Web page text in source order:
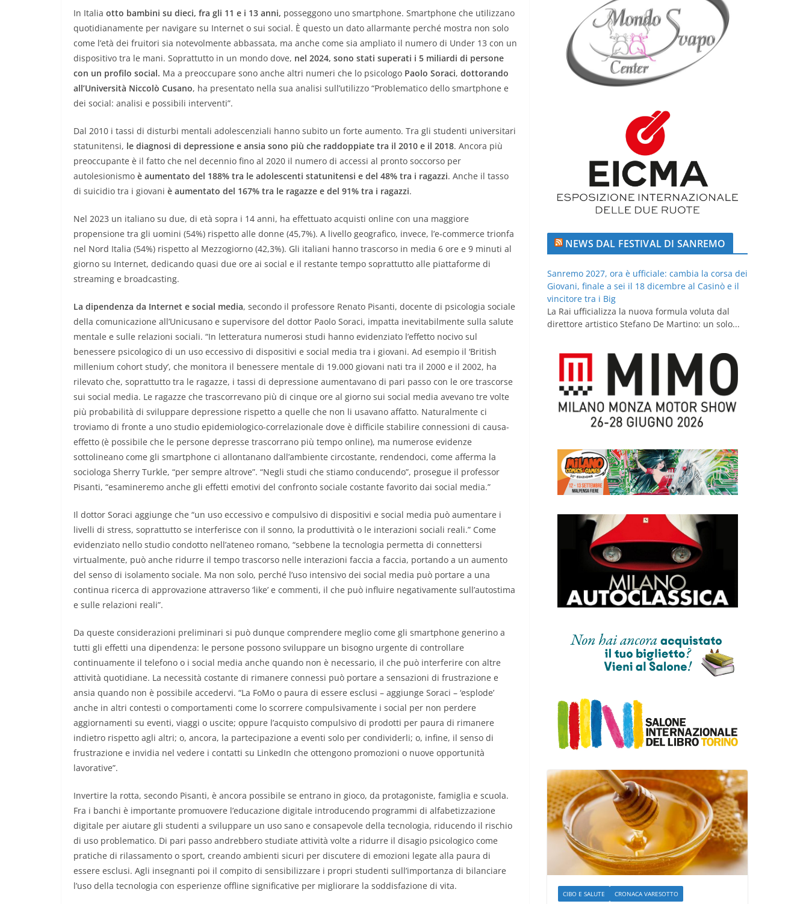
In Italia otto bambini su dieci, fra gli 11 e i 13 anni, posseggono uno smartphone. Smartphone che utilizzano
quotidianamente per navigare su Internet o sui social. È questo un dato allarmante perché mostra non solo
come l’età dei fruitori sia notevolmente abbassata, ma anche come sia ampliato il numero di Under 13 con un
dispositivo tra le mani. Soprattutto in un mondo dove, nel 2024, sono stati superati i 5 miliardi di persone
con un profilo social. Ma a preoccupare sono anche altri numeri che lo psicologo Paolo Soraci, dottorando
all’Università Niccolò Cusano, ha presentato nella sua analisi sull’utilizzo “Problematico dello smartphone e
dei social: analisi e possibili interventi”.
Dal 2010 i tassi di disturbi mentali adolescenziali hanno subito un forte aumento. Tra gli studenti universitari
statunitensi, le diagnosi di depressione e ansia sono più che raddoppiate tra il 2010 e il 2018. Ancora più
preoccupante è il fatto che nel decennio fino al 2020 il numero di accessi al pronto soccorso per
autolesionismo è aumentato del 188% tra le adolescenti statunitensi e del 48% tra i ragazzi. Anche il tasso
di suicidio tra i giovani è aumentato del 167% tra le ragazze e del 91% tra i ragazzi.
Nel 2023 un italiano su due, di età sopra i 14 anni, ha effettuato acquisti online con una maggiore
propensione tra gli uomini (54%) rispetto alle donne (45,7%). A livello geografico, invece, l’e-commerce trionfa
nel Nord Italia (54%) rispetto al Mezzogiorno (42,3%). Gli italiani hanno trascorso in media 6 ore e 9 minuti al
giorno su Internet, dedicando quasi due ore ai social e il restante tempo soprattutto alle piattaforme di
streaming e broadcasting.
La dipendenza da Internet e social media, secondo il professore Renato Pisanti, docente di psicologia sociale
della comunicazione all’Unicusano e supervisore del dottor Paolo Soraci, impatta inevitabilmente sulla salute
mentale e sulle relazioni sociali. “In letteratura numerosi studi hanno evidenziato l’effetto nocivo sul
benessere psicologico di un uso eccessivo di dispositivi e social media tra i giovani. Ad esempio il ‘British
millenium cohort study’, che monitora il benessere mentale di 19.000 giovani nati tra il 2000 e il 2002, ha
rilevato che, soprattutto tra le ragazze, i tassi di depressione aumentavano di pari passo con le ore trascorse
sui social media. Le ragazze che trascorrevano più di cinque ore al giorno sui social media avevano tre volte
più probabilità di sviluppare depressione rispetto a quelle che non li usavano affatto. Naturalmente ci
troviamo di fronte a uno studio epidemiologico-correlazionale dove è difficile stabilire connessioni di causa-
effetto (è possibile che le persone depresse trascorrano più tempo online), ma numerose evidenze
sottolineano come gli smartphone ci allontanano dall’ambiente circostante, rendendoci, come afferma la
sociologa Sherry Turkle, “per sempre altrove”. “Negli studi che stiamo conducendo”, prosegue il professor
Pisanti, “esamineremo anche gli effetti emotivi del confronto sociale costante favorito dai social media.”
Il dottor Soraci aggiunge che “un uso eccessivo e compulsivo di dispositivi e social media può aumentare i
livelli di stress, soprattutto se interferisce con il sonno, la produttività o le interazioni sociali reali.” Come
evidenziato nello studio condotto nell’ateneo romano, “sebbene la tecnologia permetta di connettersi
virtualmente, può anche ridurre il tempo trascorso nelle interazioni faccia a faccia, portando a un aumento
del senso di isolamento sociale. Ma non solo, perché l’uso intensivo dei social media può portare a una
continua ricerca di approvazione attraverso ‘like’ e commenti, il che può influire negativamente sull’autostima
e sulle relazioni reali”.
Da queste considerazioni preliminari si può dunque comprendere meglio come gli smartphone generino a
tutti gli effetti una dipendenza: le persone possono sviluppare un bisogno urgente di controllare
continuamente il telefono o i social media anche quando non è necessario, il che può interferire con altre
attività quotidiane. La necessità costante di rimanere connessi può portare a sensazioni di frustrazione e
ansia quando non è possibile accedervi. “La FoMo o paura di essere esclusi – aggiunge Soraci – ‘esplode’
anche in altri contesti o comportamenti come lo scorrere compulsivamente i social per non perdere
aggiornamenti su eventi, viaggi o uscite; oppure l’acquisto compulsivo di prodotti per paura di rimanere
indietro rispetto agli altri; o, ancora, la partecipazione a eventi solo per condividerli; o, infine, il senso di
frustrazione e invidia nel vedere i contatti su LinkedIn che ottengono promozioni o nuove opportunità
lavorative”.
Invertire la rotta, secondo Pisanti, è ancora possibile se entrano in gioco, da protagoniste, famiglia e scuola.
Fra i banchi è importante promuovere l’educazione digitale introducendo programmi di alfabetizzazione
digitale per aiutare gli studenti a sviluppare un uso sano e consapevole della tecnologia, riducendo il rischio
di uso problematico. Di pari passo andrebbero studiate attività volte a ridurre il disagio psicologico come
pratiche di rilassamento o sport, creando ambienti sicuri per discutere di emozioni legate alla paura di
essere esclusi. Agli insegnanti poi il compito di sensibilizzare i propri studenti sull’importanza di bilanciare
l’uso della tecnologia con esperienze offline significative per migliorare la soddisfazione di vita.
NEWS DAL FESTIVAL DI SANREMO
Sanremo 2027, ora è ufficiale: cambia la corsa dei
Giovani, finale a sei il 18 dicembre al Casinò e il
vincitore tra i Big
La Rai ufficializza la nuova formula voluta dal
direttore artistico Stefano De Martino: un solo...
CIBO E SALUTE CRONACA VARESOTTO